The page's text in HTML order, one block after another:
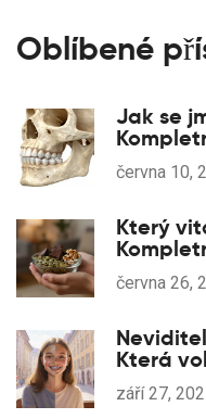
Oblíbené
Jak se
typů
června 10,
Který
a
června 26,
Která
září 27,